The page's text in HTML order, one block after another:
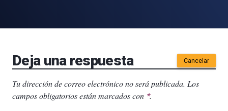
Deja una respuesta Cancelar
Tu dirección de correo electrónico no será publicada. Los
campos obligatorios están marcados con *.